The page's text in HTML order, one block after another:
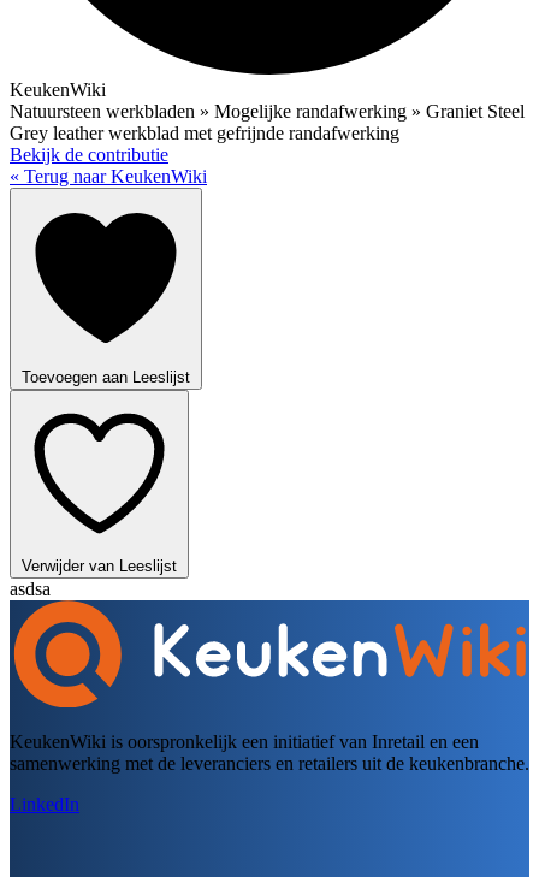
KeukenWiki
Natuursteen werkbladen » Mogelijke randafwerking » Graniet Steel
Grey leather werkblad met gefrijnde randafwerking
Bekijk de contributie
« Terug naar KeukenWiki
Toevoegen aan Leeslijst
Verwijder van Leeslijst
asdsa
KeukenWiki is oorspronkelijk een initiatief van Inretail en een
samenwerking met de leveranciers en retailers uit de keukenbranche.
LinkedIn